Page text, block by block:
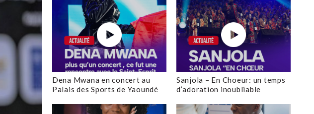
Dena Mwana en concert au
Palais des Sports de Yaoundé
Sanjola – En Choeur: un temps
d’adoration inoubliable